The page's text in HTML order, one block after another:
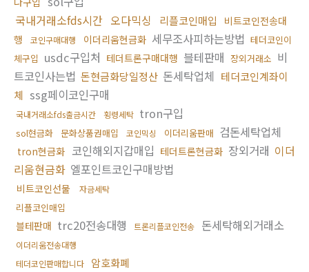
국내거래소fds시간 오다믹싱 리플코인매입
비트코인전송대
행
코인구매대행 이더리움현금화 세무조사피하는방법 테더코인이
체구입 usdc구입처 테더트론구매대행 블테판매 장외거래소 비
트코인사는법 돈현금화당일정산 돈세탁업체 테더코인계좌이
체 ssg페이코인구매
국내거래소fds출금시간 횡령세탁 tron구입
sol현금화 문화상품권매입 코인믹싱 이더리움판매 검돈세탁업체
tron현금화 코인해외지갑매입 테더트론현금화 장외거래 이더
리움현금화 엘포인트코인구매방법
비트코인선물 자금세탁
리플코인매입
블테판매 trc20전송대행 트론리플코인전송 돈세탁해외거래소
이더리움전송대행
테더코인판매합니다
암호화폐